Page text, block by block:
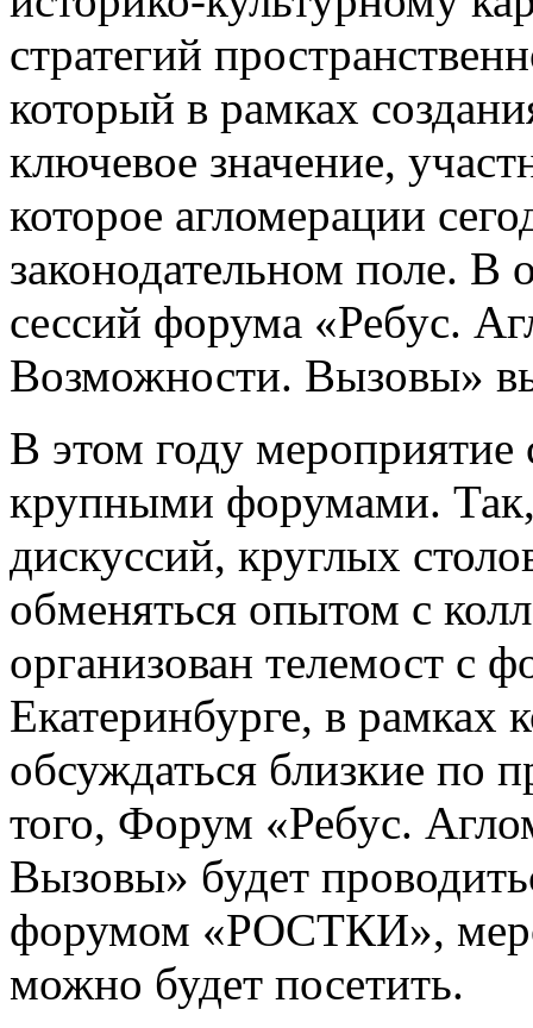
стратегий
который в рамках
ключевое значение,
которое агломерации
законодательном поле.
сессий форума «Ребус.
Возможности. Вызовы»
В этом году мероприятие
крупными форумами. Так,
дискуссий, круглых
обменяться опытом с
организован телемост с
Екатеринбурге, в рамках
обсуждаться близкие по
того, Форум «Ребус.
Вызовы» будет
форумом «РОСТКИ»,
можно будет посетить.